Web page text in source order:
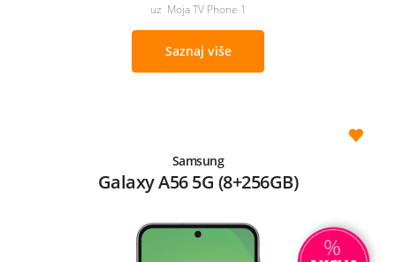
uz Moja TV Phone 1
Saznaj više
Samsung
Galaxy A56 5G (8+256GB)